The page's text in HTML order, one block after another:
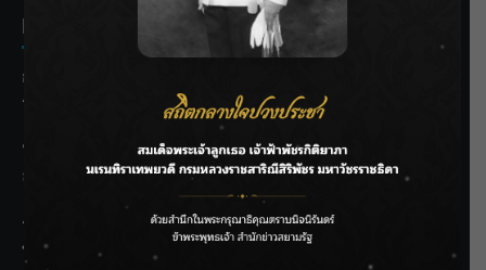
Recent Posts
กรมชลฯ รับฟังประชาชน ติดตามแก้ปัญหาโครงการประตู
ระบายน้ำศรีสองรักฯ
‘แมน การิน’ แชร์ความเชื่อชวนคิด! “อยากกินอะไรหลังจาก
ลาโลกนี้ ให้ใส่บาตรสิ่งนั้นไว้ตอนยังมีชีวิต”
ราชเลขานุการในพระองค์ฯ ติดตามโครงการหุบกะพง–ห้วย
ทรายใต้ เสริมความมั่นคงน้ำเพชรบุรี